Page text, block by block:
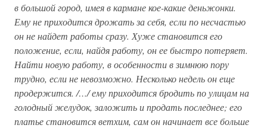
в большой город, имея в кармане кое-какие деньжонки.
Ему не приходится дрожать за себя, если по несчастью
он не найдет работы сразу. Хуже становится его
положение, если, найдя работу, он ее быстро потеряет.
Найти новую работу, в особенности в зимнюю пору
трудно, если не невозможно. Несколько недель он еще
продержится. /…/ ему приходится бродить по улицам на
голодный желудок, заложить и продать последнее; его
платье становится ветхим, сам он начинает все больше